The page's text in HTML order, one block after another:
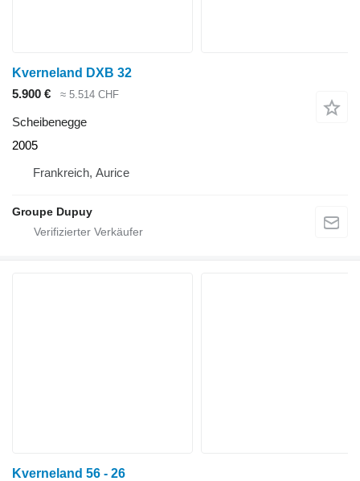
Kverneland DXB 32
5.900 €
≈ 5.514 CHF
Scheibenegge
2005
Frankreich, Aurice
Groupe Dupuy
Kverneland 56 - 26